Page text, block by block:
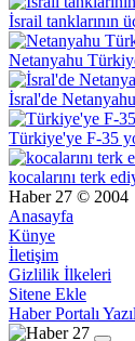
İsrail tanklarının
Netanyahu
İsral'de
Türkiye'ye F-35
kocalarını terk
Haber 27 © 2004
Anasayfa
Künye
İletişim
Gizlilik İlkeleri
Sitene Ekle
Haber Portalı